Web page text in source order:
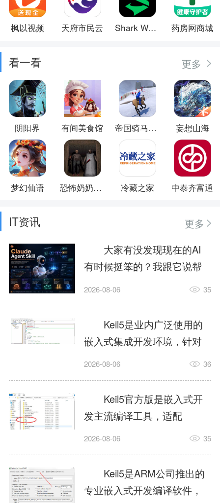
枫以视频 天府市民云 Shark Wear 药房网商城
看一看 更多
阴阳界 有间美食馆 帝国骑马砍杀 妄想山海
梦幻仙语 恐怖奶奶惊魂夜 冷藏之家 中泰齐富通
IT资讯
更多
大家有没发现现在的AI
有时候挺笨的？我跟它说帮
我订个明天早上的闹钟，它
这样？因为AI，就是个只会
耍嘴皮子的书呆子。它脑子
里有海量知识，但没有真正
激发出来实力。而
AgentSkill，就是给AI大脑装
上的一双机械手，它真的能
解决很多问题。1什么是
AgentSkillSkill指...
2026-08-06 35
Keil5是业内广泛使用的
嵌入式集成开发环境，针对
ARM、51内核单片机提供编
力，代码编译稳定，调试工
具成熟，大量开源项目基于
该平台开发。新项目需要单
独下载对应芯片支持包，新
手配置难度较高，正版商业
授权费用不菲，未授权版本
存在程序容量限制，适合硬
2026-08-06 36
Keil5官方版是嵌入式开
发主流编译工具，适配
STM32、51单片机等多款芯
在线调试、代码仿真，兼容
众多厂商芯片安装包。软件
需要手动添加器件库，初次
2026-08-06 35
Keil5是ARM公司推出的
专业嵌入式开发编译软件，